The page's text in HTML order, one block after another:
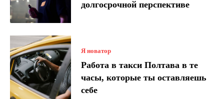
долгосрочной перспективе
Я новатор
Работа в такси Полтава в те
часы, которые ты оставляешь
себе